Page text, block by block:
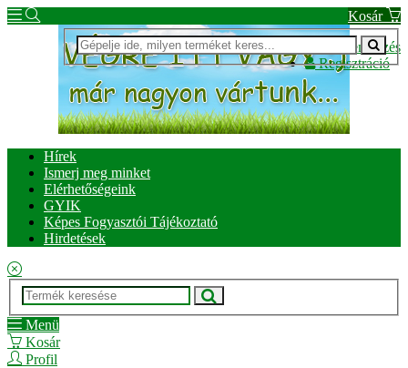
Kosár
Bejelentkezés
Regisztráció
Hírek
Ismerj meg minket
Elérhetőségeink
GYIK
Képes Fogyasztói Tájékoztató
Hirdetések
Menü
Kosár
Profil